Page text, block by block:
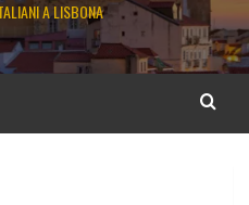
A LISBONA